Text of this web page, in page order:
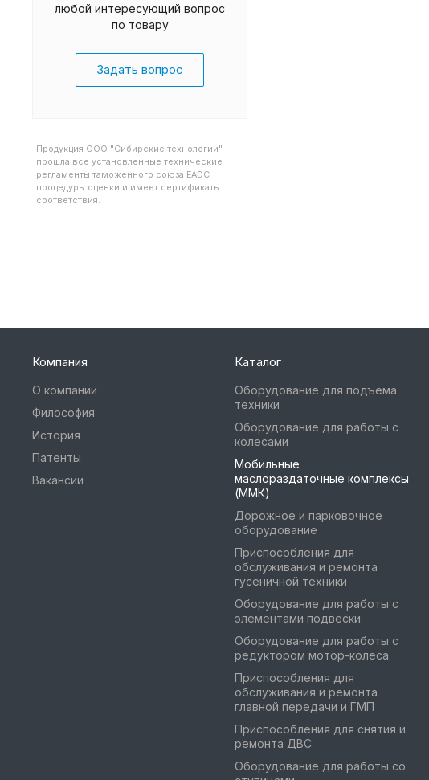
любой интересующий вопрос
по товару
Задать вопрос
Продукция ООО "Сибирские технологии"
прошла все установленные технические
регламенты таможенного союза ЕАЭС
процедуры оценки и имеет сертификаты
соответствия.
Компания
О компании
Философия
История
Патенты
Вакансии
Каталог
Оборудование для подъема
техники
Оборудование для работы с
колесами
Мобильные
маслораздаточные комплексы
(ММК)
Дорожное и парковочное
оборудование
Приспособления для
обслуживания и ремонта
гусеничной техники
Оборудование для работы с
элементами подвески
Оборудование для работы с
редуктором мотор-колеса
Приспособления для
обслуживания и ремонта
главной передачи и ГМП
Приспособления для снятия и
ремонта ДВС
Оборудование для работы со